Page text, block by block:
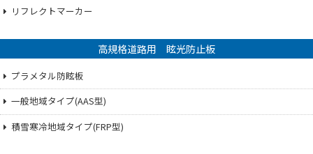
リフレクトマーカー
高規格道路用 眩光防止板
プラメタル防眩板
一般地域タイプ(AAS型)
積雪寒冷地域タイプ(FRP型)